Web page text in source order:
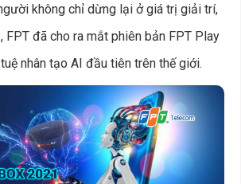
không chỉ dừng lại ở giá trị giải trí,
FPT đã cho ra mắt phiên bản FPT Play
nhân tạo AI đầu tiên trên thế giới.